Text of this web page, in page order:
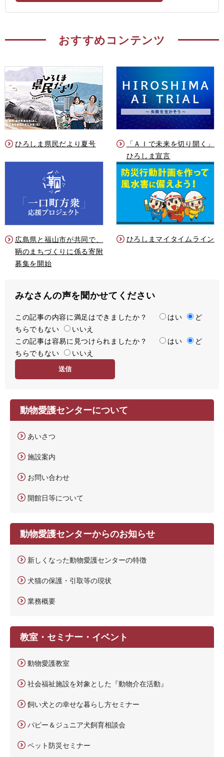
おすすめコンテンツ
ひろしま県民だより夏号
「ＡＩで未来を切り開く」
ひろしま宣言
広島県と福山市が共同で、
鞆のまちづくりに係る寄附
募集を開始
ひろしまマイタイムライン
みなさんの声を聞かせてください
満
足
度
この記事の内容に満足はできましたか？ はい
ど
ちらでもない
いいえ
容
易
この記事は容易に見つけられましたか？ はい
ど
ちらでもない
いいえ
動物愛護センターについて
あいさつ
施設案内
お問い合わせ
開館日等について
動物愛護センターからのお知らせ
新しくなった動物愛護センターの特徴
犬猫の保護・引取等の現状
業務概要
教室・セミナー・イベント
動物愛護教室
社会福祉施設を対象とした『動物介在活動』
飼い犬との幸せな暮らし方セミナー
パピー＆ジュニア犬飼育相談会
ペット防災セミナー